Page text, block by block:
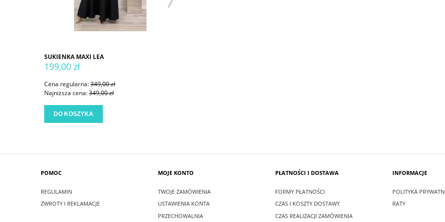
SUKIENKA MAXI LEA
199,00 zł
Cena regularna:349,00 zł
Najniższa cena:349,00 zł
DO KOSZYKA
POMOC
REGULAMIN
ZWROTY I REKLAMACJE
MOJE KONTO
TWOJE ZAMÓWIENIA
USTAWIENIA KONTA
PRZECHOWALNIA
PŁATNOŚCI I DOSTAWA
FORMY PŁATNOŚCI
CZAS I KOSZTY DOSTAWY
CZAS REALIZACJI ZAMÓWIENIA
INFORMACJE
POLITYKA
RATY